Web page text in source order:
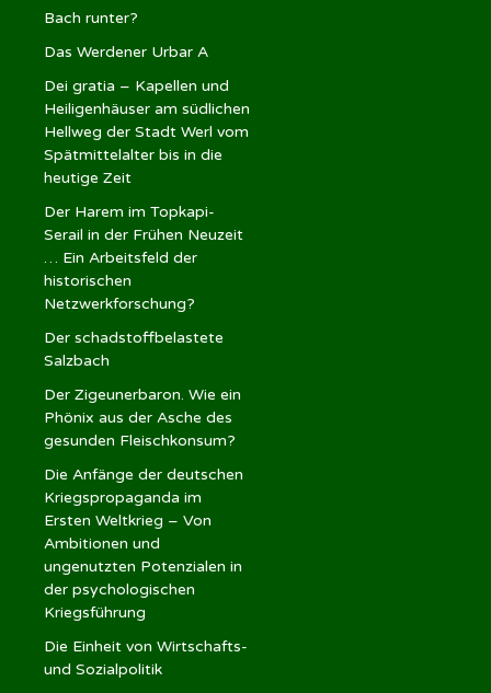
Bach runter?
Das Werdener Urbar A
Dei gratia – Kapellen und
Heiligenhäuser am südlichen
Hellweg der Stadt Werl vom
Spätmittelalter bis in die
heutige Zeit
Der Harem im Topkapi-
Serail in der Frühen Neuzeit
… Ein Arbeitsfeld der
historischen
Netzwerkforschung?
Der schadstoffbelastete
Salzbach
Der Zigeunerbaron. Wie ein
Phönix aus der Asche des
gesunden Fleischkonsum?
Die Anfänge der deutschen
Kriegspropaganda im
Ersten Weltkrieg – Von
Ambitionen und
ungenutzten Potenzialen in
der psychologischen
Kriegsführung
Die Einheit von Wirtschafts-
und Sozialpolitik